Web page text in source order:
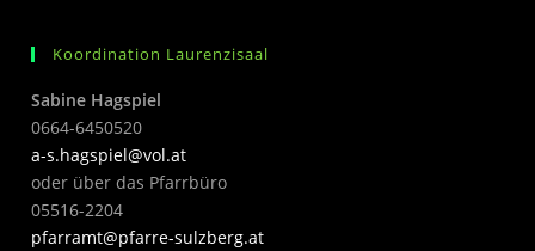
Koordination Laurenzisaal
Sabine Hagspiel
0664-6450520
a-s.hagspiel@vol.at
oder über das Pfarrbüro
05516-2204
pfarramt@pfarre-sulzberg.at